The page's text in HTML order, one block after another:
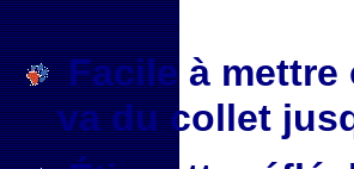
Facile à mettre
va du collet